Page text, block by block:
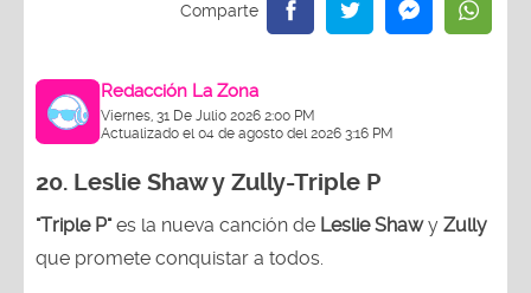
Redacción La Zona
Viernes, 31 De Julio 2026 2:00 PM
Actualizado el 04 de agosto del 2026 3:16 PM
20. Leslie Shaw y Zully-Triple P
"Triple P"es la nueva canción de Leslie Shawy Zully
que promete conquistar a todos.